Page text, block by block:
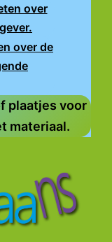
over
over de
plaatjes voor
materiaal.